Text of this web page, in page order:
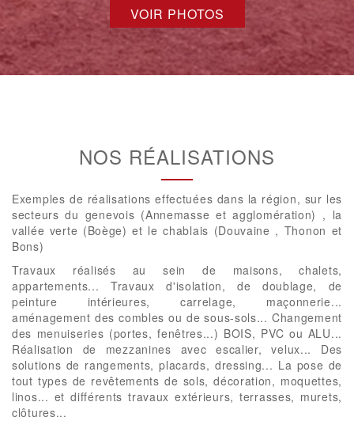
VOIR PHOTOS
NOS RÉALISATIONS
Exemples de réalisations effectuées dans la région, sur les
secteurs du genevois (Annemasse et agglomération) , la
vallée verte (Boège) et le chablais (Douvaine , Thonon et
Bons)
Travaux réalisés au sein de maisons, chalets,
appartements... Travaux d'isolation, de doublage, de
peinture intérieures, carrelage, maçonnerie...
aménagement des combles ou de sous-sols... Changement
des menuiseries (portes, fenêtres...) BOIS, PVC ou ALU...
Réalisation de mezzanines avec escalier, velux... Des
solutions de rangements, placards, dressing... La pose de
tout types de revêtements de sols, décoration, moquettes,
linos... et différents travaux extérieurs, terrasses, murets,
clôtures...